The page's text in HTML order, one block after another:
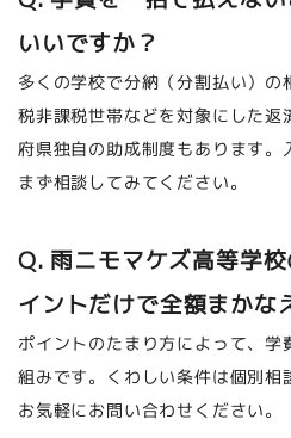
いいですか？
多くの学校で分納（分割払い）
税非課税世帯などを対象にした
府県独自の助成制度もあります。
まず相談してみてください。
Q. 雨ニモマケズ高等学
イントだけで全額まかな
ポイントのたまり方によって、
組みです。くわしい条件は個別相
お気軽にお問い合わせください。